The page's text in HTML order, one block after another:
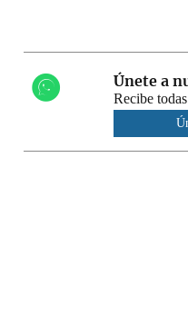
Únete a
Recibe